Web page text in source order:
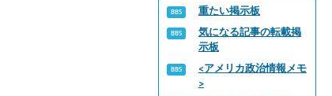
重たい掲示板
気になる記事の転載掲
示板
<アメリカ政治情報メモ
>